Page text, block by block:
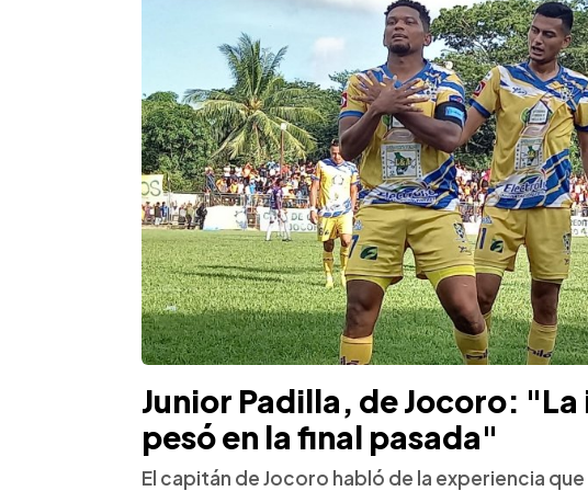
Junior Padilla, de Jocoro:
pesó en la final pasada"
El capitán de Jocoro habló de la experiencia